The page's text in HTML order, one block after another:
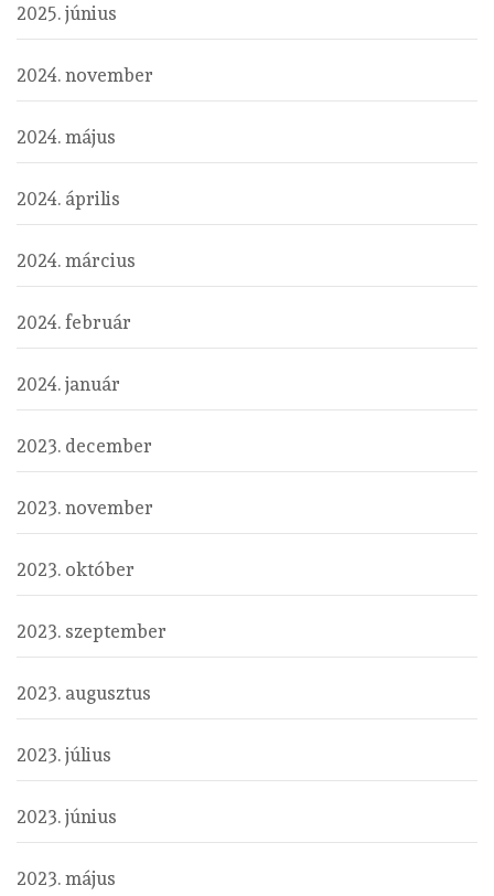
2025. június
2024. november
2024. május
2024. április
2024. március
2024. február
2024. január
2023. december
2023. november
2023. október
2023. szeptember
2023. augusztus
2023. július
2023. június
2023. május